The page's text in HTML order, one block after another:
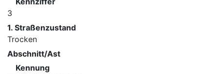
3
1. Straßenzustand
Trocken
Abschnitt/Ast
Kennung